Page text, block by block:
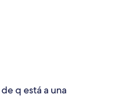
q está a una